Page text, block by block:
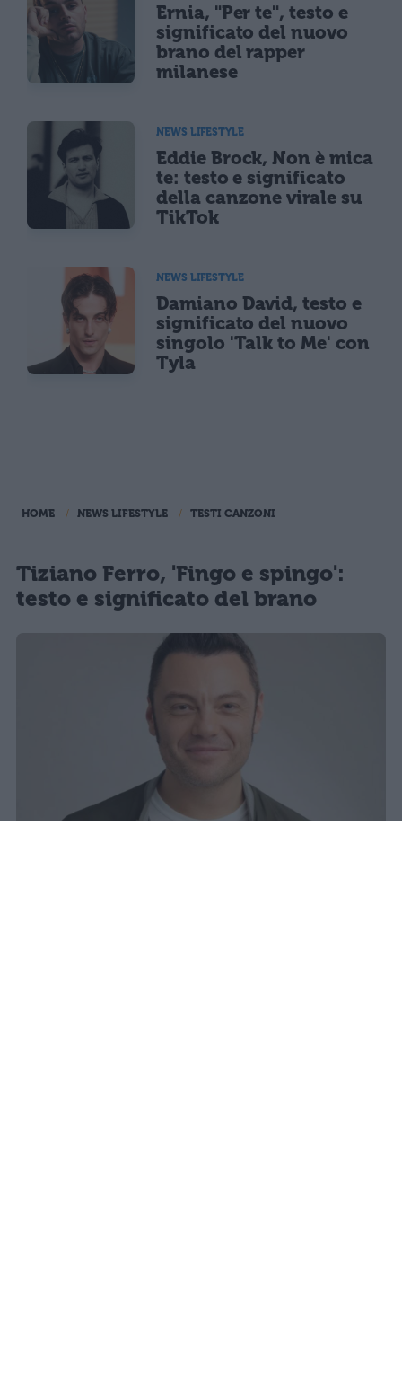
Ernia, "Per te", testo e
significato del nuovo
brano del rapper
milanese
NEWS LIFESTYLE
Eddie Brock, Non è mica
te: testo e significato
della canzone virale su
TikTok
NEWS LIFESTYLE
Damiano David, testo e
significato del nuovo
singolo 'Talk to Me' con
Tyla
HOME NEWS LIFESTYLE TESTI CANZONI
Tiziano Ferro, 'Fingo e spingo':
testo e significato del brano